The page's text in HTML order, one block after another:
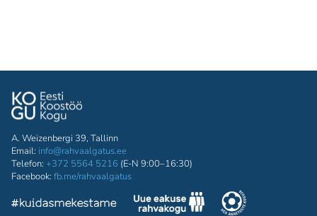
A. Weizenbergi 39, Tallinn
Email: info@rahvaalgatus.ee
Telefon: +372 5564 5216 (E-N 9:00–16:30)
Facebook: fb.me/rahvaalgatus